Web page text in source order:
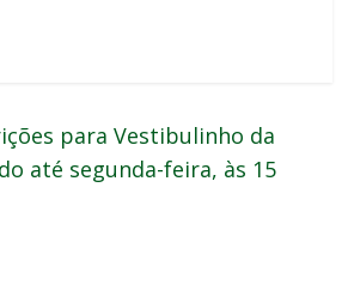
para Vestibulinho da
até segunda-feira, às 15